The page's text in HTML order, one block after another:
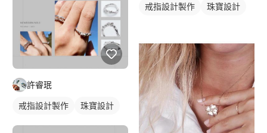
許睿珉
戒指設計製作 珠寶設計
戒指設計製作 珠寶設計